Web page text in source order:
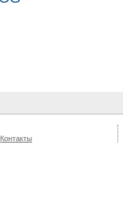
Контакты